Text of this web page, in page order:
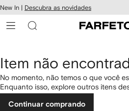
o
New In | Descubra as novidades
Item não
No momento, não temos o que você
Enquanto isso, explore outros itens
Continuar comprando